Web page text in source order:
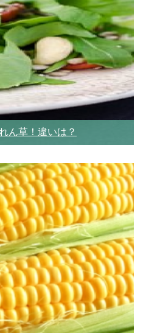
ん草！違いは？